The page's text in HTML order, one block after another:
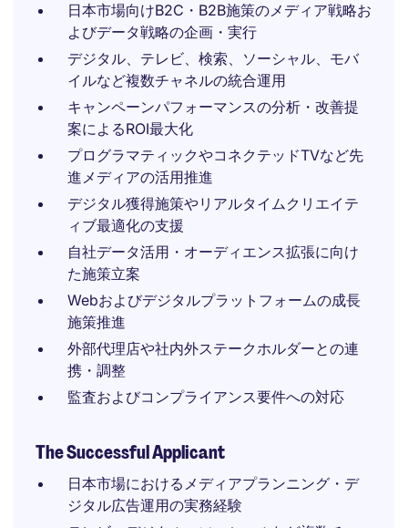
日本市場向けB2C・B2B施策のメディア戦略お
よびデータ戦略の企画・実行
デジタル、テレビ、検索、ソーシャル、モバ
イルなど複数チャネルの統合運用
キャンペーンパフォーマンスの分析・改善提
案によるROI最大化
プログラマティックやコネクテッドTVなど先
進メディアの活用推進
デジタル獲得施策やリアルタイムクリエイテ
ィブ最適化の支援
自社データ活用・オーディエンス拡張に向け
た施策立案
Webおよびデジタルプラットフォームの成長
施策推進
外部代理店や社内外ステークホルダーとの連
携・調整
監査およびコンプライアンス要件への対応
The Successful Applicant
日本市場におけるメディアプランニング・デ
ジタル広告運用の実務経験